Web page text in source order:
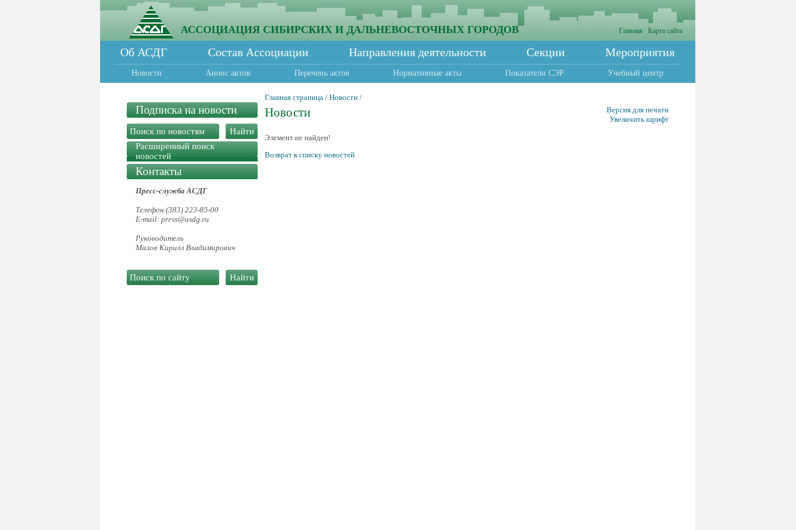
АССОЦИАЦИЯ СИБИРСКИХ И ДАЛЬНЕВОСТОЧНЫХ ГОРОДОВ Главная Карта сайта
Об АСДГ Состав Ассоциации Направления деятельности Секции Мероприятия
Новости Анонс актов Перечень актов Нормативные акты Показатели СЭР Учебный центр
Подписка на новости
Расширенный поиск
новостей
Контакты
Пресс-служба АСДГ
Телефон:(383) 223-85-00
E-mail: press@asdg.ru
Руководитель
Малов Кирилл Владимирович
Главная страница / Новости /
Новости
Версия для печати
Увеличить шрифт
Элемент не найден!
Возврат к списку новостей